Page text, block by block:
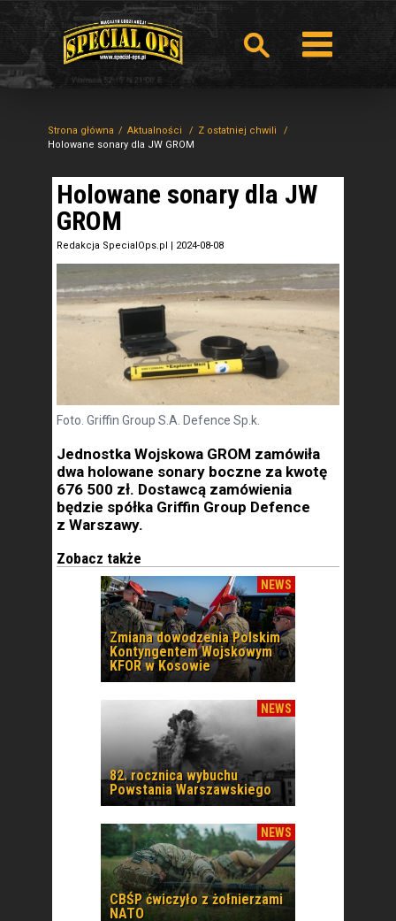
Strona główna Aktualności
Z ostatniej chwili
Holowane sonary dla JW GROM
Holowane sonary dla JW
GROM
Redakcja SpecialOps.pl | 2024-08-08
Foto. Griffin Group S.A. Defence Sp.k.
Jednostka Wojskowa GROM zamówiła
dwa holowane sonary boczne za kwotę
676 500 zł. Dostawcą zamówienia
będzie spółka Griffin Group Defence
z Warszawy.
Zobacz także
NEWS
Zmiana dowodzenia Polskim
Kontyngentem Wojskowym
KFOR w Kosowie
NEWS
82. rocznica wybuchu
Powstania Warszawskiego
NEWS
CBŚP ćwiczyło z żołnierzami
NATO